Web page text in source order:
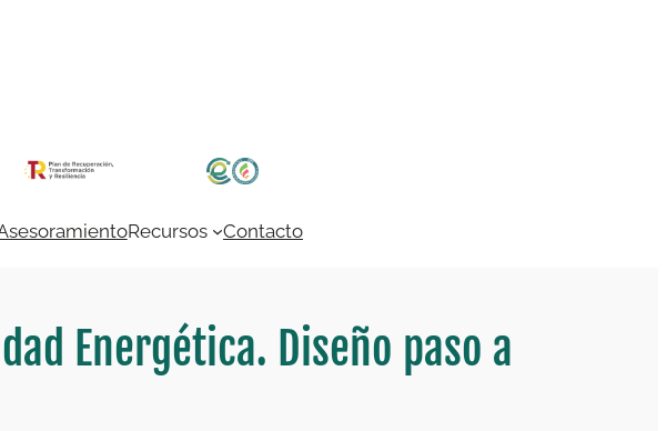
Recursos Contacto
Energética. Diseño paso a